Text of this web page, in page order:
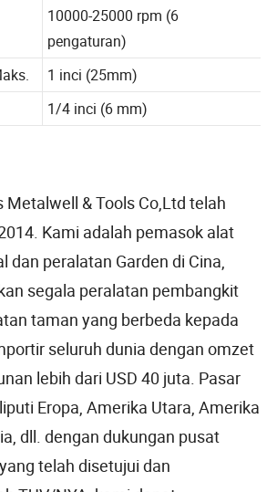
10000-25000 rpm (6
pengaturan)
1 inci (25mm)
1/4 inci (6 mm)
Metalwell & Tools Co,Ltd telah
Kami adalah pemasok alat
dan peralatan Garden di Cina,
segala peralatan pembangkit
taman yang berbeda kepada
seluruh dunia dengan omzet
lebih dari USD 40 juta. Pasar
Eropa, Amerika Utara, Amerika
dll. dengan dukungan pusat
telah disetujui dan